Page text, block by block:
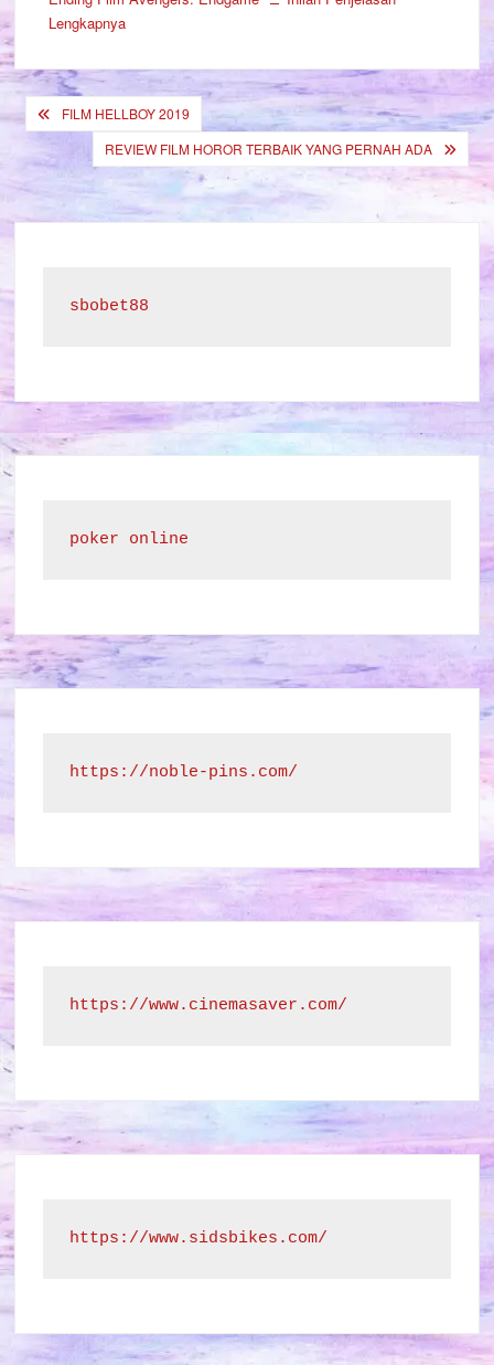
Lengkapnya
Post
navigation
FILM HELLBOY 2019
REVIEW FILM HOROR TERBAIK YANG PERNAH ADA
sbobet88
poker online
https://noble-pins.com/
https://www.cinemasaver.com/
https://www.sidsbikes.com/